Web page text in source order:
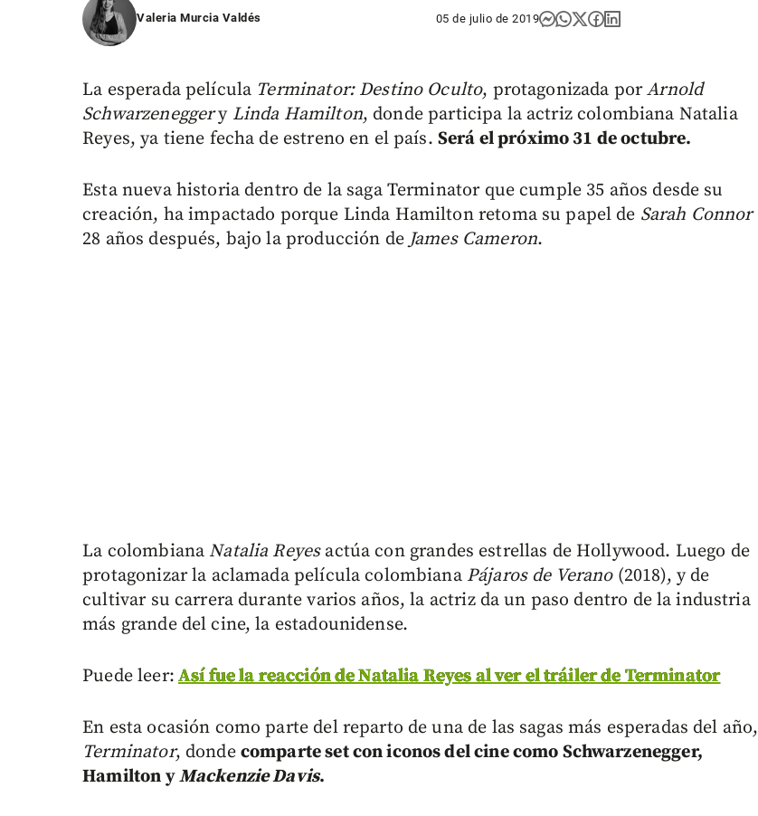
Valeria Murcia Valdés 05 de julio de 2019
La esperada película Terminator: Destino Oculto, protagonizada porArnold
Schwarzeneggery Linda Hamilton, donde participa la actriz colombiana Natalia
Reyes, ya tiene fecha de estreno en el país. Será el próximo 31 de octubre.
Esta nueva historia dentro de la saga Terminator que cumple 35 años desde su
creación, ha impactado porque Linda Hamilton retoma su papel de Sarah Connor
28 años después, bajo la producción deJames Cameron.
La colombiana Natalia Reyesactúa con grandes estrellas de Hollywood. Luego de
protagonizar la aclamada película colombiana Pájaros de Verano(2018), y de
cultivar su carrera durante varios años, la actriz da un paso dentro de la industria
más grande del cine, la estadounidense.
Puede leer: Así fue la reacción de Natalia Reyes al ver el tráiler de Terminator
En esta ocasión como parte del reparto de una de las sagas más esperadas del año,
Terminator, donde comparte set con iconos del cine como Schwarzenegger,
Hamilton yMackenzie Davis.